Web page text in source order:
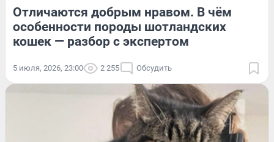
Отличаются добрым нравом. В чём
особенности породы шотландских
кошек — разбор с экспертом
5 июля, 2026, 23:00 2 255 Обсудить